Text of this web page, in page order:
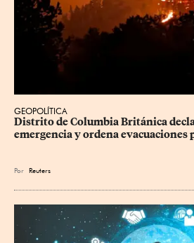
GEOPOLÍTICA
Distrito de Columbia Británica
emergencia y ordena evacuaciones
Por Reuters